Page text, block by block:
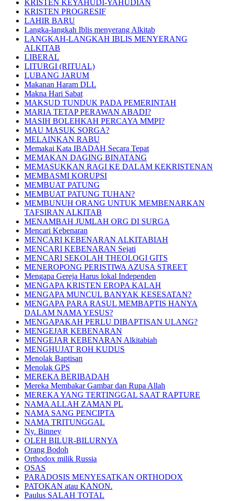
KRISTEN KEYAHUDI-YAHUDIAN
KRISTEN PROGRESIF
LAHIR BARU
Langka-langkah Iblis menyerang Alkitab
LANGKAH-LANGKAH IBLIS MENYERANG
ALKITAB
LIBERAL
LITURGI (RITUAL)
LUBANG JARUM
Makanan Haram DLL
Makna Hari Sabat
MAKSUD TUNDUK PADA PEMERINTAH
MARIA TETAP PERAWAN ABADI?
MASIH BOLEHKAH PERCAYA MMPI?
MAU MASUK SORGA?
MELAINKAN RABU
Memakai Kata IBADAH Secara Tepat
MEMAKAN DAGING BINATANG
MEMASUKKAN RAGI KE DALAM KEKRISTENAN
MEMBASMI KORUPSI
MEMBUAT PATUNG
MEMBUAT PATUNG TUHAN?
MEMBUNUH ORANG UNTUK MEMBENARKAN
TAFSIRAN ALKITAB
MENAMBAH JUMLAH ORG DI SURGA
Mencari Kebenaran
MENCARI KEBENARAN ALKITABIAH
MENCARI KEBENARAN Sejati
MENCARI SEKOLAH THEOLOGI GITS
MENEROPONG PERISTIWA AZUSA STREET
Mengapa Gereja Harus lokal Independen
MENGAPA KRISTEN EROPA KALAH
MENGAPA MUNCUL BANYAK KESESATAN?
MENGAPA PARA RASUL MEMBAPTIS HANYA
DALAM NAMA YESUS?
MENGAPAKAH PERLU DIBAPTISAN ULANG?
MENGEJAR KEBENARAN
MENGEJAR KEBENARAN Alkitabiah
MENGHUJAT ROH KUDUS
Menolak Baptisan
Menolak GPS
MEREKA BERIBADAH
Mereka Membakar Gambar dan Rupa Allah
MEREKA YANG TERTINGGAL SAAT RAPTURE
NAMA ALLAH ZAMAN PL
NAMA SANG PENCIPTA
NAMA TRITUNGGAL
Ny. Binney
OLEH BILUR-BILURNYA
Orang Bodoh
Orthodox milik Russia
OSAS
PARADOSIS MENYESATKAN ORTHODOX
PATOKAN atau KANON.
Paulus SALAH TOTAL